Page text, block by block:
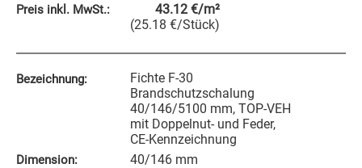
Preis inkl. MwSt.: 43.12 €/m²
(25.18 €/Stück)
Bezeichnung:
Fichte F-30
Brandschutzschalung
40/146/5100 mm, TOP-VEH
mit Doppelnut- und Feder,
CE-Kennzeichnung
Dimension: 40/146 mm